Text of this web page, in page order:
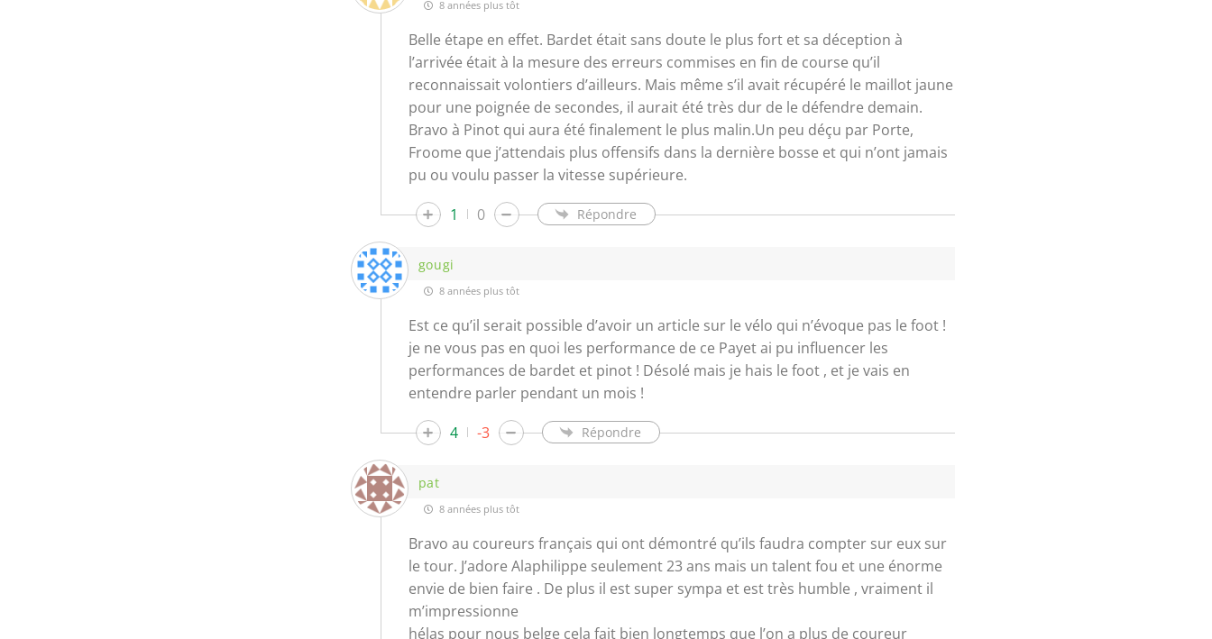
8 années plus tôt
Belle étape en effet. Bardet était sans doute le plus fort et sa déception à
l’arrivée était à la mesure des erreurs commises en fin de course qu’il
reconnaissait volontiers d’ailleurs. Mais même s’il avait récupéré le maillot jaune
pour une poignée de secondes, il aurait été très dur de le défendre demain.
Bravo à Pinot qui aura été finalement le plus malin.Un peu déçu par Porte,
Froome que j’attendais plus offensifs dans la dernière bosse et qui n’ont jamais
pu ou voulu passer la vitesse supérieure.
1
0 Répondre
gougi
8 années plus tôt
Est ce qu’il serait possible d’avoir un article sur le vélo qui n’évoque pas le foot !
je ne vous pas en quoi les performance de ce Payet ai pu influencer les
performances de bardet et pinot ! Désolé mais je hais le foot , et je vais en
entendre parler pendant un mois !
4
-3 Répondre
pat
8 années plus tôt
Bravo au coureurs français qui ont démontré qu’ils faudra compter sur eux sur
le tour. J’adore Alaphilippe seulement 23 ans mais un talent fou et une énorme
envie de bien faire . De plus il est super sympa et est très humble , vraiment il
m’impressionne
hélas pour nous belge cela fait bien longtemps que l’on a plus de coureur